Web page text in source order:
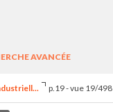
AVANCÉE
p.19 - vue 19/498